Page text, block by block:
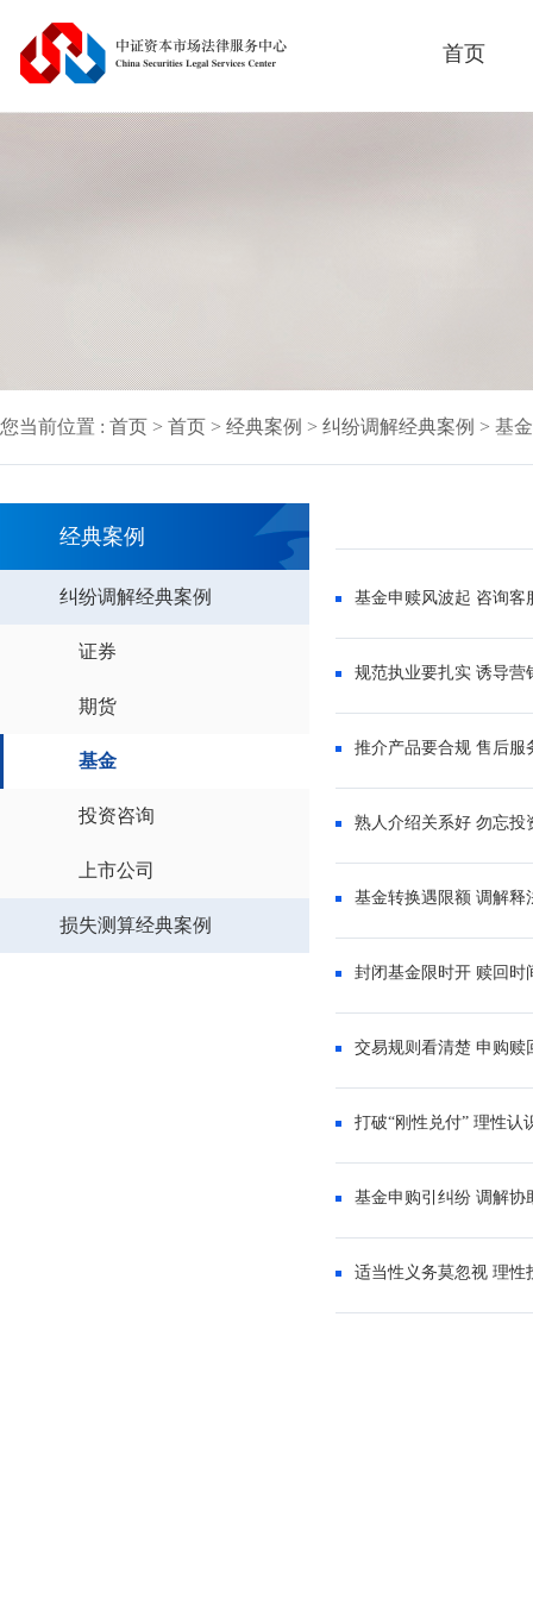
首页
您当前位置 : 首页 > 首页 > 经典案例 > 纠纷调解经典案例 > 基金
经典案例
纠纷调解经典案例
证券
期货
基金
投资咨询
上市公司
损失测算经典案例
基金申赎风波起 咨询客
规范执业要扎实 诱导营
推介产品要合规 售后服
熟人介绍关系好 勿忘投
基金转换遇限额 调解释
封闭基金限时开 赎回时
交易规则看清楚 申购赎
打破“刚性兑付” 理性认
基金申购引纠纷 调解协
适当性义务莫忽视 理性